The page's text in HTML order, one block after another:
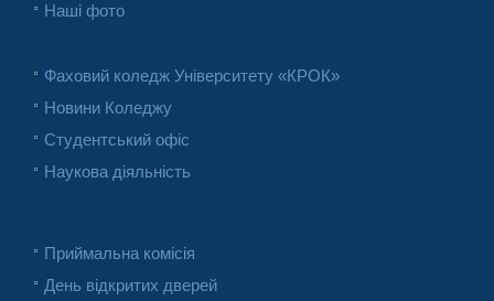
Наші фото
Фаховий коледж Університету «КРОК»
Новини Коледжу
Студентський офіс
Наукова діяльність
Приймальна комісія
День відкритих дверей